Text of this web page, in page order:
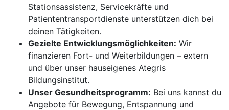
Stationsassistenz, Servicekräfte und
Patiententransportdienste unterstützen dich bei
deinen Tätigkeiten.
Gezielte Entwicklungsmöglichkeiten: Wir
finanzieren Fort- und Weiterbildungen – extern
und über unser hauseigenes Ategris
Bildungsinstitut.
Unser Gesundheitsprogramm: Bei uns kannst du
Angebote für Bewegung, Entspannung und